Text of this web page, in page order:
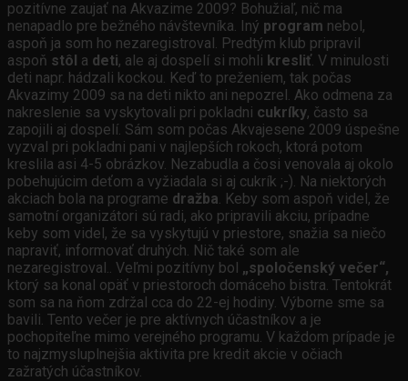
pozitívne zaujať na Akvazime 2009? Bohužiaľ, nič ma
nenapadlo pre bežného návštevníka. Iný program nebol,
aspoň ja som ho nezaregistroval. Predtým klub pripravil
aspoň stôl a deti, ale aj dospelí si mohli kresliť. V minulosti
deti napr. hádzali kockou. Keď to preženiem, tak počas
Akvazimy 2009 sa na deti nikto ani nepozrel. Ako odmena za
nakreslenie sa vyskytovali pri pokladni cukríky, často sa
zapojili aj dospelí. Sám som počas Akvajesene 2009 úspešne
vyzval pri pokladni pani v najlepších rokoch, ktorá potom
kreslila asi 4-5 obrázkov. Nezabudla a čosi venovala aj okolo
pobehujúcim deťom a vyžiadala si aj cukrík ;-). Na niektorých
akciach bola na programe dražba. Keby som aspoň videl, že
samotní organizátori sú radi, ako pripravili akciu, prípadne
keby som videl, že sa vyskytujú v priestore, snažia sa niečo
napraviť, informovať druhých. Nič také som ale
nezaregistroval.. Veľmi pozitívny bol „spoločenský večer“,
ktorý sa konal opäť v priestoroch domáceho bistra. Tentokrát
som sa na ňom zdržal cca do 22-ej hodiny. Výborne sme sa
bavili. Tento večer je pre aktívnych účastníkov a je
pochopiteľne mimo verejného programu. V každom prípade je
to najzmysluplnejšia aktivita pre kredit akcie v očiach
zažratých účastníkov.